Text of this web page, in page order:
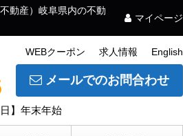
動産）岐阜県内の不動
マイページ
WEBクーポン 求人情報 English
メールでのお問合わせ
】年末年始